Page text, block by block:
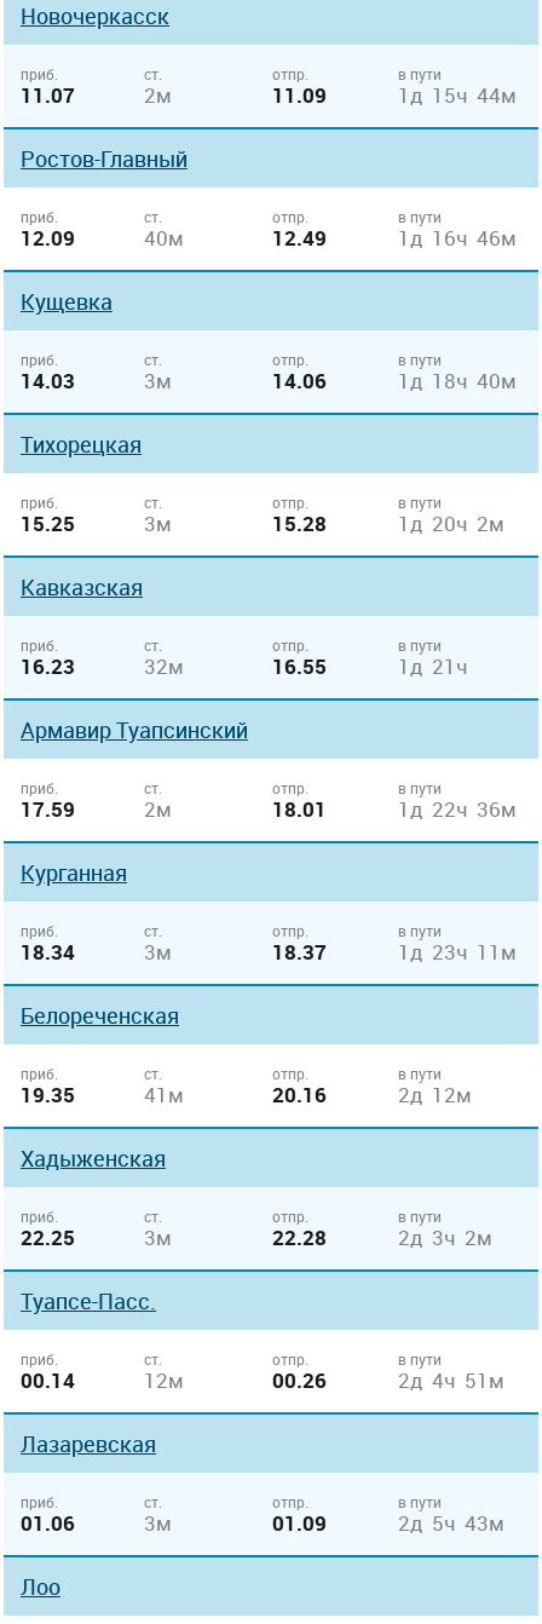
Новочеркасск
приб.
11.07
ст.
2м
отпр.
11.09
в пути
1д 15ч 44м
Ростов-Главный
приб.
12.09
ст.
40м
отпр.
12.49
в пути
1д 16ч 46м
Кущевка
приб.
14.03
ст.
3м
отпр.
14.06
в пути
1д 18ч 40м
Тихорецкая
приб.
15.25
ст.
3м
отпр.
15.28
в пути
1д 20ч 2м
Кавказская
приб.
16.23
ст.
32м
отпр.
16.55
в пути
1д 21ч
Армавир Туапсинский
приб.
17.59
ст.
2м
отпр.
18.01
в пути
1д 22ч 36м
Курганная
приб.
18.34
ст.
3м
отпр.
18.37
в пути
1д 23ч 11м
Белореченская
приб.
19.35
ст.
41м
отпр.
20.16
в пути
2д 12м
Хадыженская
приб.
22.25
ст.
3м
отпр.
22.28
в пути
2д 3ч 2м
Туапсе-Пасс.
приб.
00.14
ст.
12м
отпр.
00.26
в пути
2д 4ч 51м
Лазаревская
приб.
01.06
ст.
3м
отпр.
01.09
в пути
2д 5ч 43м
Лоо